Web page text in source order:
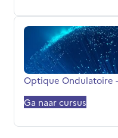
Optique Ondulatoire -
Cursusnaam
Optique Ondulatoire -
Ga naar cursus